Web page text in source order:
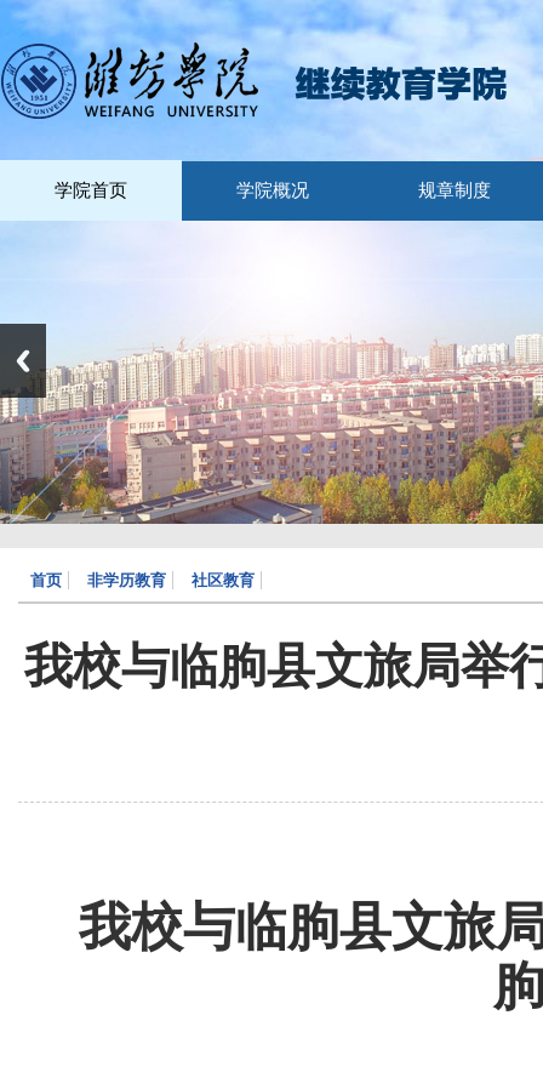
学院首页 学院概况 规章制度
首页 非学历教育 社区教育
我校与临朐县文旅局举
我校与临朐县文旅